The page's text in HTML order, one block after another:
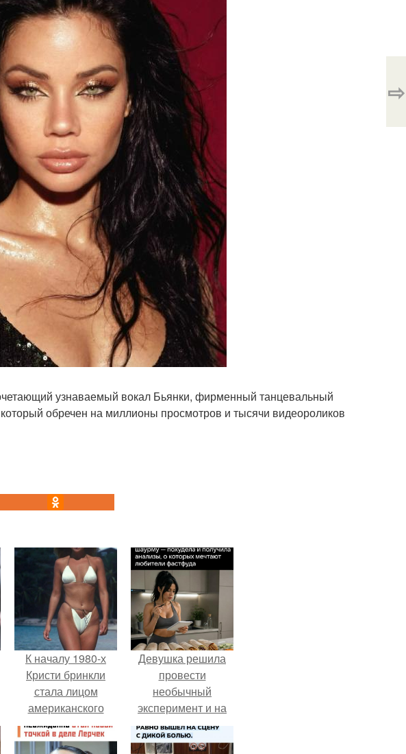
узнаваемый вокал Бьянки, фирменный танцевальный
обречен на миллионы просмотров и тысячи видеороликов
⇨
К началу 1980-х
Кристи бринкли
стала лицом
американского
моделинга и
главным
Девушка решила
провести
необычный
эксперимент и на
протяжении 30
дней питалась